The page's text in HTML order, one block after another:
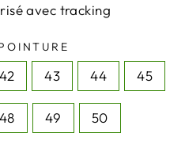
avec tracking
42 43 44 45
48 49 50